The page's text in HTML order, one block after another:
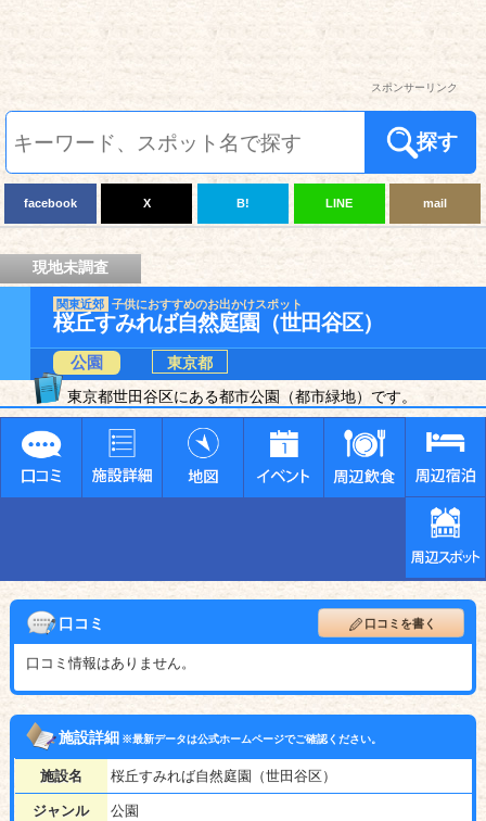
スポンサーリンク
探す
facebook X B! LINE mail
現地未調査
関東近郊 子供におすすめのお出かけスポット
桜丘すみれば自然庭園（世田谷区）
公園
東京都
東京都世田谷区にある都市公園（都市緑地）です。
口コミ 口コミを書く
口コミ情報はありません。
施設詳細※最新データは公式ホームページでご確認ください。
施設名 桜丘すみれば自然庭園（世田谷区）
ジャンル 公園